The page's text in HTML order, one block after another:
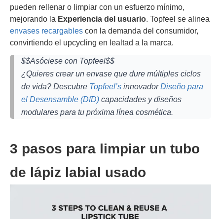
pueden rellenar o limpiar con un esfuerzo mínimo,
mejorando la Experiencia del usuario. Topfeel se alinea
envases recargables con la demanda del consumidor,
convirtiendo el upcycling en lealtad a la marca.
$$Asóciese con Topfeel$$
¿Quieres crear un envase que dure múltiples ciclos
de vida? Descubre Topfeel’s innovadorDiseño para
el Desensamble (DfD) capacidades y diseños
modulares para tu próxima línea cosmética.
3 pasos para limpiar un tubo
de lápiz labial usado